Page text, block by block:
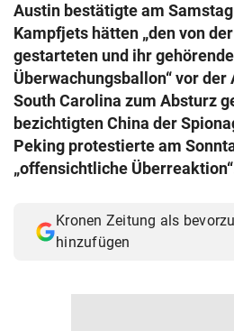
Austin bestätigte am
Kampfjets hätten „den von
gestarteten und ihr
Überwachungsballon“ vor
South Carolina zum Absturz
bezichtigten China der
Peking protestierte am
„offensichtliche
Kronen Zeitung als
hinzufügen